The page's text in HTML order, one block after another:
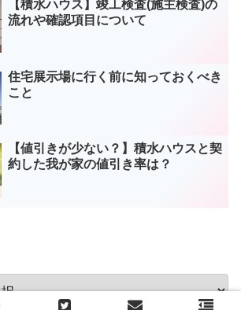
【積水ハウス】竣工検査(施主検査)の
流れや確認項目について
住宅展示場に行く前に知っておくべき
こと
【値引きが少ない？】積水ハウスと契
約した我が家の値引き率は？